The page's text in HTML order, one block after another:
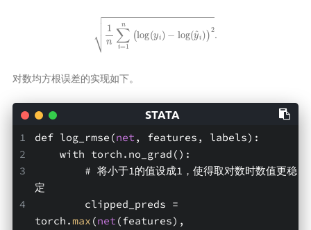
n∑i=1n(log(yi)−log(y^i))2
对数均方根误差的实现如下。
def log_rmse(net , features, labels):
    with torch.no_grad():
定
torch.max (net (features),